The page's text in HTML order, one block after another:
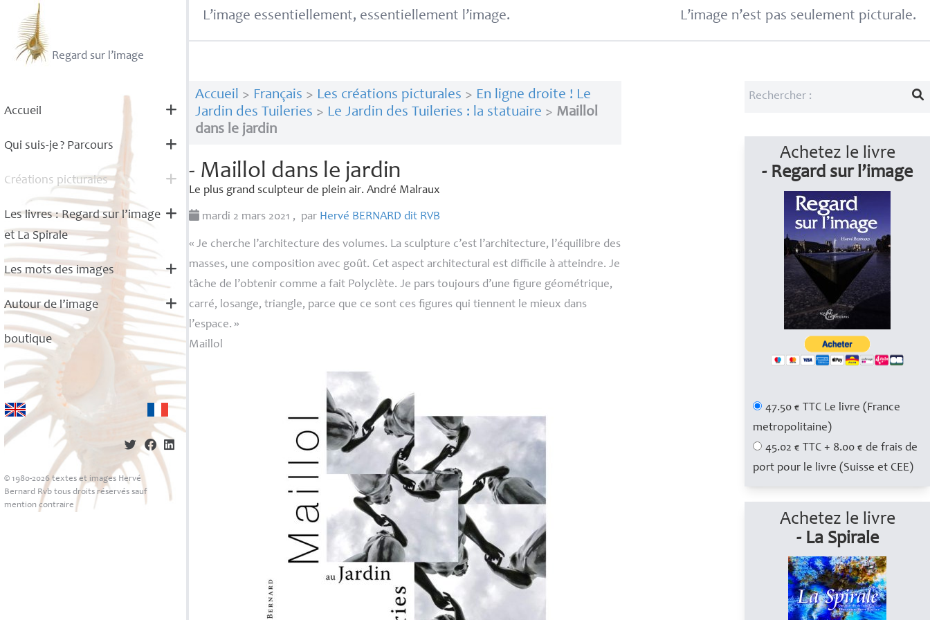
Regard sur l’image
Accueil
Qui suis-je? Parcours
Créations picturales
Les livres : Regard sur l’image
et La Spirale
Les mots des images
Autour de l’image
boutique
© 1980-2026 textes et images Hervé
Bernard Rvb tous droits réservés sauf
mention contraire
L’image essentiellement, essentiellement l’image. L’image n’est pas seulement picturale.
Accueil > Français > Les créations picturales > En ligne droite ! Le
Jardin des Tuileries > Le Jardin des Tuileries : la statuaire > Maillol
dans le jardin
- Maillol dans le jardin
Le plus grand sculpteur de plein air. André Malraux
mardi 2 mars 2021 , par Hervé BERNARD dit RVB
« Je cherche l’architecture des volumes. La sculpture c’est l’architecture, l’équilibre des
masses, une composition avec goût. Cet aspect architectural est difficile à atteindre. Je
tâche de l’obtenir comme a fait Polyclète. Je pars toujours d’une figure géométrique,
carré, losange, triangle, parce que ce sont ces figures qui tiennent le mieux dans
l’espace. »
Maillol
Achetez le livre
- Regard sur l’image
47.50 € TTC Le livre (France
metropolitaine)
45.02 € TTC + 8.00 € de frais de
port pour le livre (Suisse et CEE)
Achetez le livre
- La Spirale